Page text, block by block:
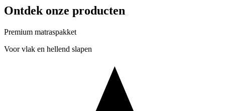
Ontdek onze producten
Premium matraspakket
Voor vlak en hellend slapen